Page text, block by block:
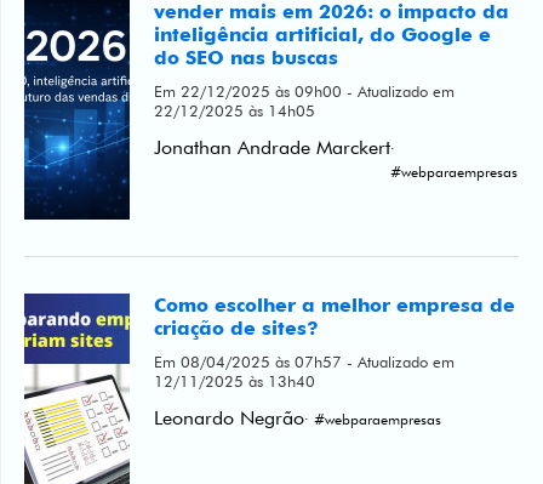
vender mais em 2026: o impacto da
inteligência artificial, do Google e
do SEO nas buscas
Em 22/12/2025 às 09h00 - Atualizado em
22/12/2025 às 14h05
Jonathan Andrade Marckert·
#webparaempresas
Como escolher a melhor empresa de
criação de sites?
Em 08/04/2025 às 07h57 - Atualizado em
12/11/2025 às 13h40
Leonardo Negrão· #webparaempresas